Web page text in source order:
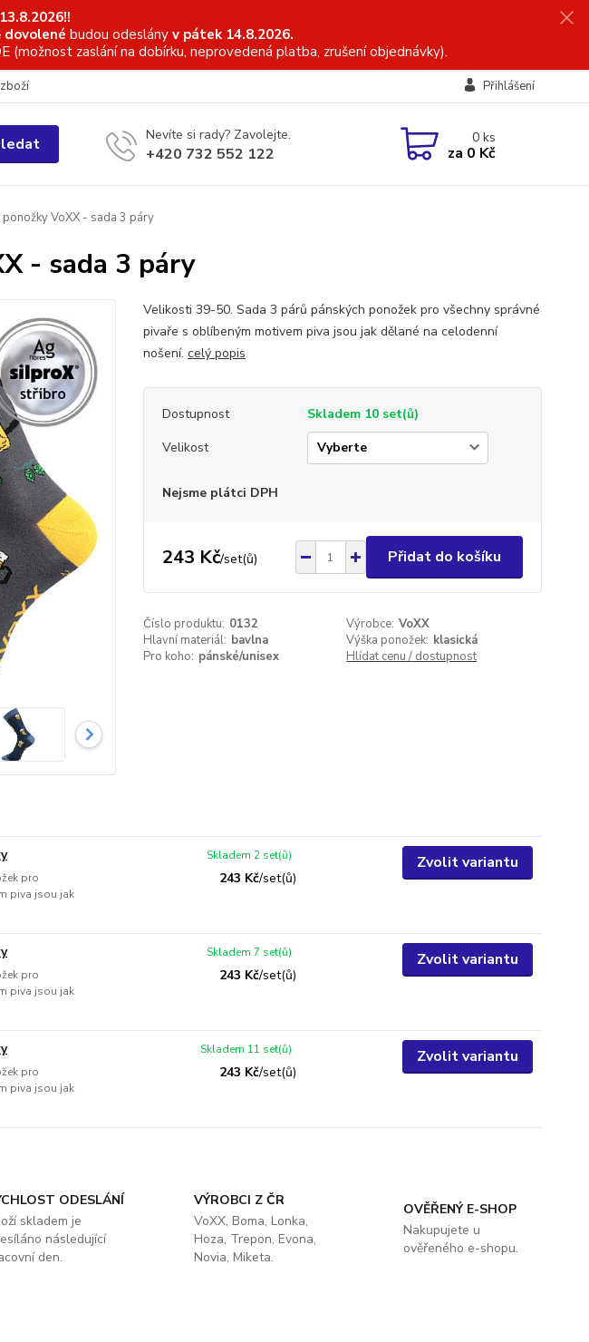
dovolené budou odeslány v pátek 14.8.2026.
(možnost zaslání na dobírku, neprovedená platba, zrušení objednávky).
Přihlášení
Nevíte si rady? Zavolejte.
+420 732 552 122
0ks
za 0 Kč
ponožky VoXX - sada 3 páry
- sada 3 páry
Velikosti 39-50. Sada 3 párů pánských ponožek pro všechny správné
pivaře s oblíbeným motivem piva jsou jak dělané na celodenní
nošení. celý popis
Dostupnost
Skladem 10 set(ů)
Velikost
Nejsme plátci DPH
243 Kč/set(ů) Přidat do košíku
Číslo produktu: 0132 Výrobce: VoXX
Hlavní materiál: bavlna Výška ponožek: klasická
Pro koho: pánské/unisex Hlídat cenu / dostupnost
pro
piva jsou jak
243 Kč/set(ů)
Skladem 2 set(ů) Zvolit variantu
pro
piva jsou jak
243 Kč/set(ů)
Skladem 7 set(ů) Zvolit variantu
pro
piva jsou jak
243 Kč/set(ů)
Skladem 11 set(ů) Zvolit variantu
ODESLÁNÍ
skladem je
následující
den.
VÝROBCI Z ČR
VoXX, Boma, Lonka,
Hoza, Trepon, Evona,
Novia, Miketa.
OVĚŘENÝ E-SHOP
Nakupujete u
ověřeného e-shopu.